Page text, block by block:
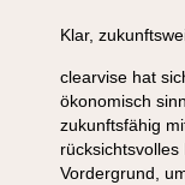
Klar,
clearvise hat
ökonomisch
zukunftsfähig
Vordergrund,